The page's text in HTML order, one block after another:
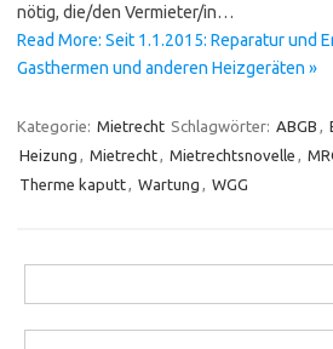
nötig, die/den Vermieter/in…
Read More: Seit 1.1.2015: Reparatur und
Gasthermen und anderen Heizgeräten »
Kategorie: Mietrecht Schlagwörter: ABGB ,
Heizung , Mietrecht, Mietrechtsnovelle ,
Therme kaputt, Wartung , WGG
nach: